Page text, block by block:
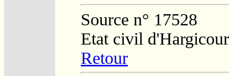
Source n° 17528
Etat civil
Retour